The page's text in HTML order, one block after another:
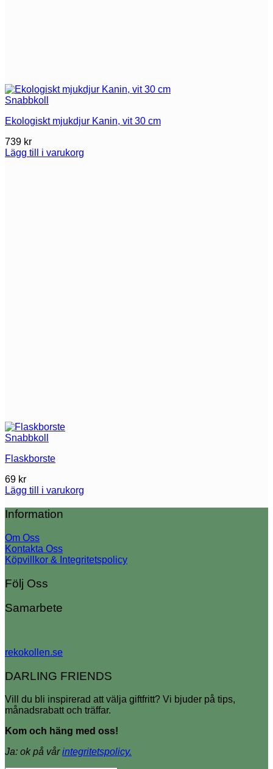
Snabbkoll
Ekologiskt mjukdjur Kanin, vit 30 cm
739 kr
Lägg till i varukorg
Snabbkoll
Flaskborste
69 kr
Lägg till i varukorg
Information
Om Oss
Kontakta Oss
Köpvillkor & Integritetspolicy
Följ Oss
Samarbete
rekokollen.se
DARLING FRIENDS
Vill du bli inspirerad att välja giftfritt? Vi bjuder på tips,
månadsrabatt och träffar.
Kom och häng med oss!
Ja: ok på vårintegritetspolicy.